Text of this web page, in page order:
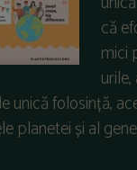
că
mici
unică folosință,
planetei și al